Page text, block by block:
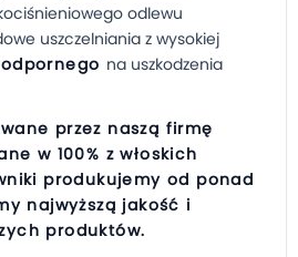
odlewu
uszczelniania z wysokiej
na uszkodzenia
przez naszą firmę
w 100% z włoskich
produkujemy od ponad
najwyższą jakość i
produktów.